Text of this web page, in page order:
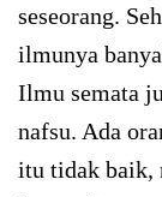
seseorang.
ilmunya
Ilmu semata
nafsu. Ada
itu tidak baik,